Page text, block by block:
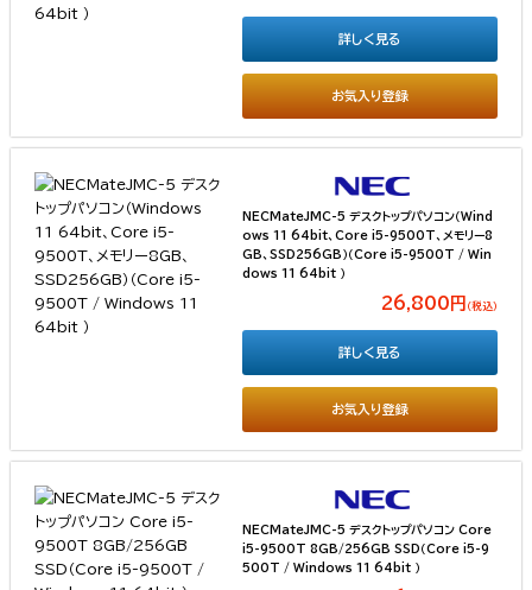
お気入り登録
詳しく見る
NECMateJMC-5 デスクトップパソコン（Wind
ows 11 64bit、Core i5-9500T、メモリー8
GB、SSD256GB）（Core i5-9500T / Win
dows 11 64bit ）
26,800円 （税込）
お気入り登録
詳しく見る
NECMateJMC-5 デスクトップパソコン Core
i5-9500T 8GB/256GB SSD（Core i5-9
500T / Windows 11 64bit ）